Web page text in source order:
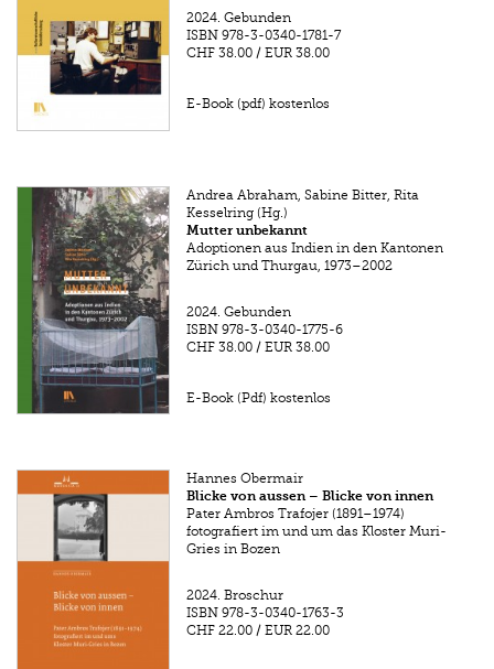
2024. Gebunden
ISBN 978-3-0340-1781-7
CHF 38.00 /EUR 38.00
E-Book (pdf) kostenlos
Andrea Abraham, Sabine Bitter, Rita
Kesselring (Hg.)
Mutter unbekannt
Adoptionen aus Indien in den Kantonen
Zürich und Thurgau, 1973–2002
2024. Gebunden
ISBN 978-3-0340-1775-6
CHF 38.00 /EUR 38.00
E-Book (Pdf) kostenlos
Hannes Obermair
Blicke von aussen – Blicke von innen
Pater Ambros Trafojer (1891–1974)
fotografiert im und um das Kloster Muri-
Gries in Bozen
2024. Broschur
ISBN 978-3-0340-1763-3
CHF 22.00 /EUR 22.00